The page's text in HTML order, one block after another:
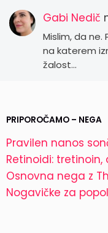
Gabi Nedič
Mislim, da
na katerem
žalost…
PRIPOROČAMO – NEGA
Pravilen nanos
Retinoidi:
Osnovna nega z
Nogavičke za